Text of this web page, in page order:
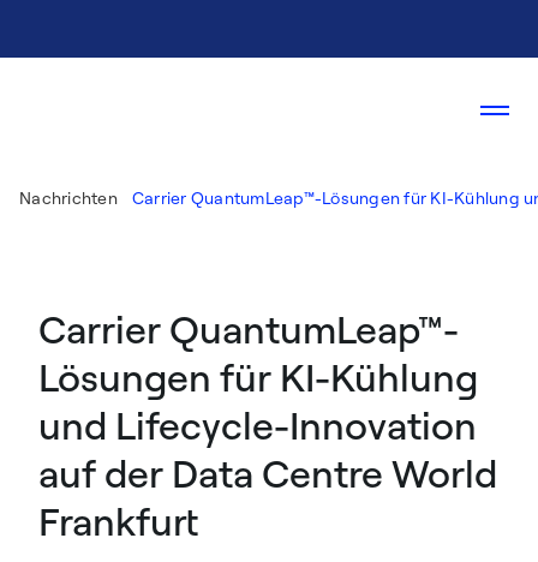
Nachrichten Carrier QuantumLeap™-Lösungen für KI-Kühlung
Carrier QuantumLeap™-
Lösungen für KI-Kühlung
und Lifecycle-Innovation
auf der Data Centre World
Frankfurt